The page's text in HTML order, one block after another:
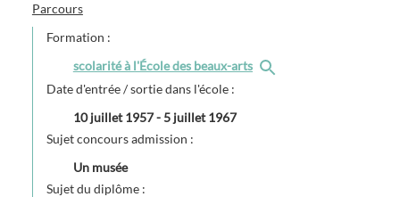
Parcours
Formation :
scolarité à l'École des beaux-arts
Date d'entrée / sortie dans l'école :
10 juillet 1957-5 juillet 1967
Sujet concours admission :
Un musée
Sujet du diplôme :